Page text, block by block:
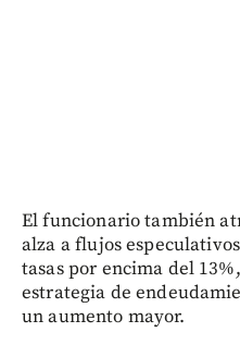
El funcionario también
alza a flujos
tasas por encima del
estrategia de
un aumento mayor.